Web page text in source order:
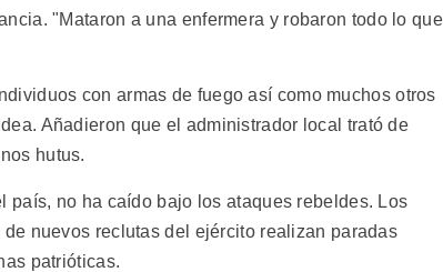
"Mataron a una enfermera y robaron todo lo que
con armas de fuego así como muchos otros
Añadieron que el administrador local trató de
hutus.
país, no ha caído bajo los ataques rebeldes. Los
nuevos reclutas del ejército realizan paradas
patrióticas.